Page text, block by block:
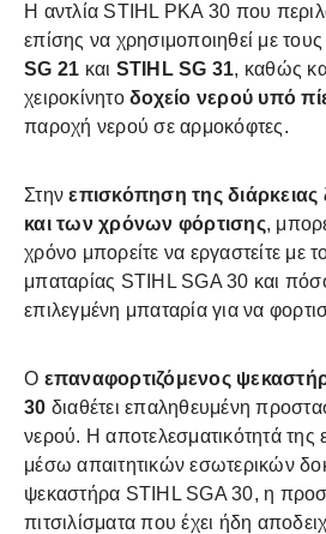
Η αντλία STIHL PKA 30 που
επίσης να χρησιμοποιηθεί με
SG 21 και STIHL SG 31, καθώς
χειροκίνητο δοχείο νερού υπό
παροχή νερού σε αρμοκόφτες.
Στην επισκόπηση της
και των χρόνων φόρτισης,
χρόνο μπορείτε να εργαστείτε με
μπαταρίας STIHL SGA 30 και
επιλεγμένη μπαταρία για να
Ο επαναφορτιζόμενος
30 διαθέτει επαληθευμένη
νερού. Η αποτελεσματικότητά της
μέσω απαιτητικών εσωτερικών
ψεκαστήρα STIHL SGA 30, η
πιτσιλίσματα που έχει ήδη